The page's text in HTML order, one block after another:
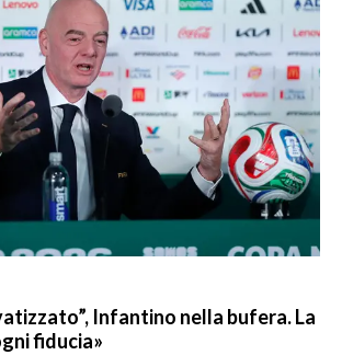
Infantino nella bufera. La
fiducia»